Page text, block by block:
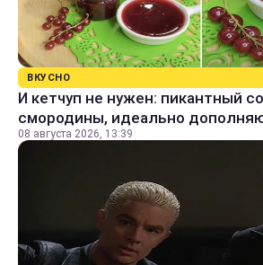
ВКУСНО
И кетчуп не нужен: пикантный
смородины, идеально
08 августа 2026, 13:39